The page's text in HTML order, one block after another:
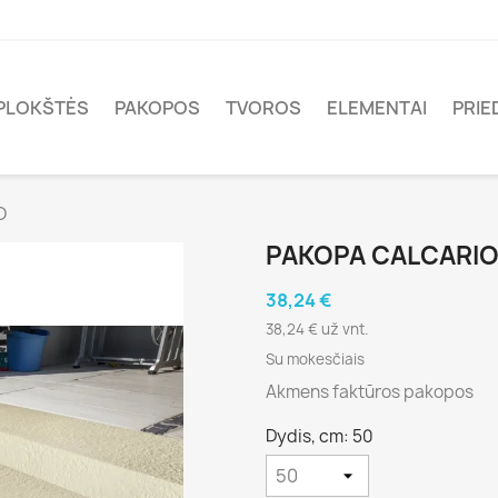
PAKOPOS TVOROS ELEMENTAI
PAKOPA CALCARIO
38,24 €
38,24 € už vnt.
Su mokesčiais
Akmens faktūros pakopos
Dydis, cm: 50